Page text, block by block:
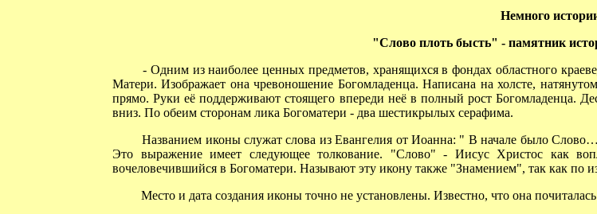
Немного
"Слово плоть бысть" - памятник
- Одним из наиболее ценных предметов, хранящихся в фондах областного
Матери. Изображает она чревоношение Богомладенца. Написана на холсте,
прямо. Руки её поддерживают стоящего впереди неё в полный рост Богомладенца.
вниз. По обеим сторонам лика Богоматери - два шестикрылых серафима.
Названием иконы служат слова из Евангелия от Иоанна: " В начале было
Это выражение имеет следующее толкование. "Слово" - Иисус Христос как
вочеловечившийся в Богоматери. Называют эту икону также "Знамением", так как по
Место и дата создания иконы точно не установлены. Известно, что она